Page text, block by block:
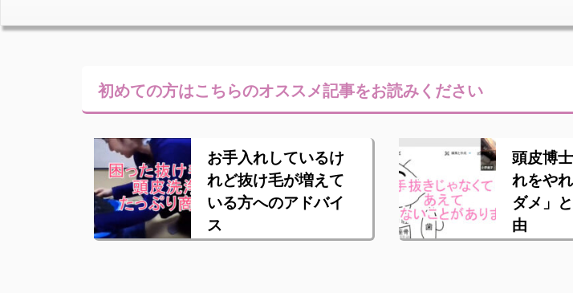
初めての方はこちらのオススメ記事をお読みください
お手入れしているけ
れど抜け毛が増えて
いる方へのアドバイ
ス
頭皮博
れをや
ダメ」
由